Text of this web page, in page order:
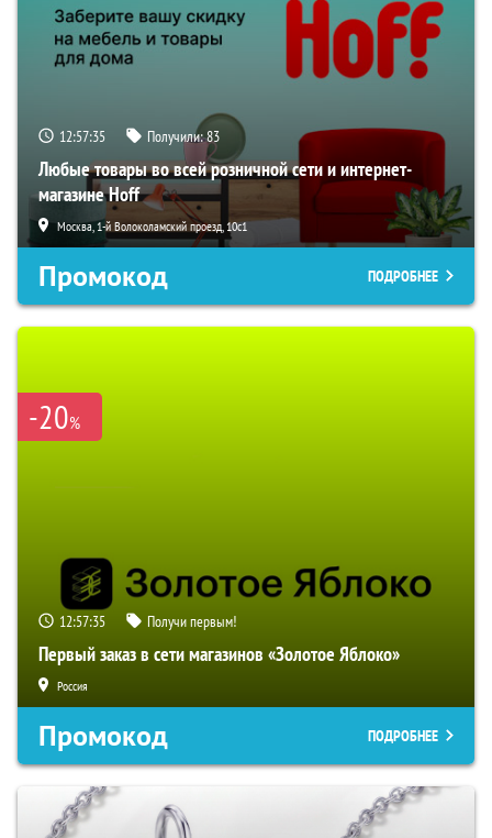
12:57:34 Получили:83
Любые товары во всей розничной сети и интернет-
магазине Hoff
Москва, 1-й Волоколамский проезд, 10с1
Промокод ПОДРОБНЕЕ
-20%
12:57:34 Получи первым!
Первый заказ в сети магазинов «Золотое Яблоко»
Россия
Промокод ПОДРОБНЕЕ